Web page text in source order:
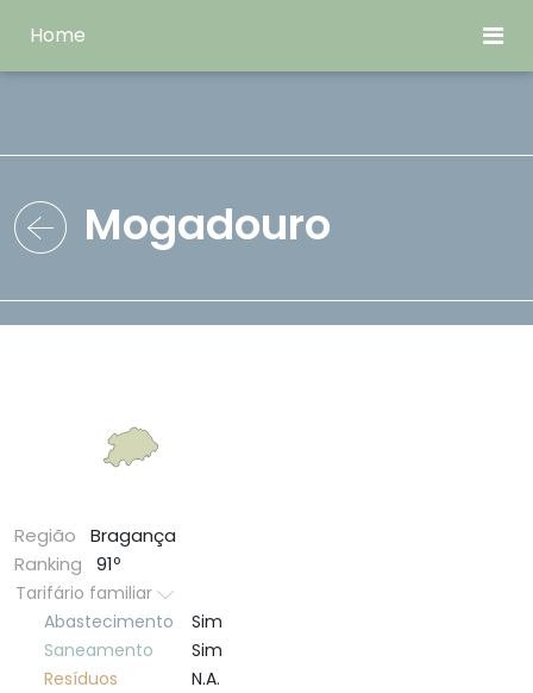
Home
Mogadouro
Região
Bragança
Ranking
91º
Tarifário familiar
Abastecimento
Sim
Saneamento
Sim
Resí­duos
N.A.